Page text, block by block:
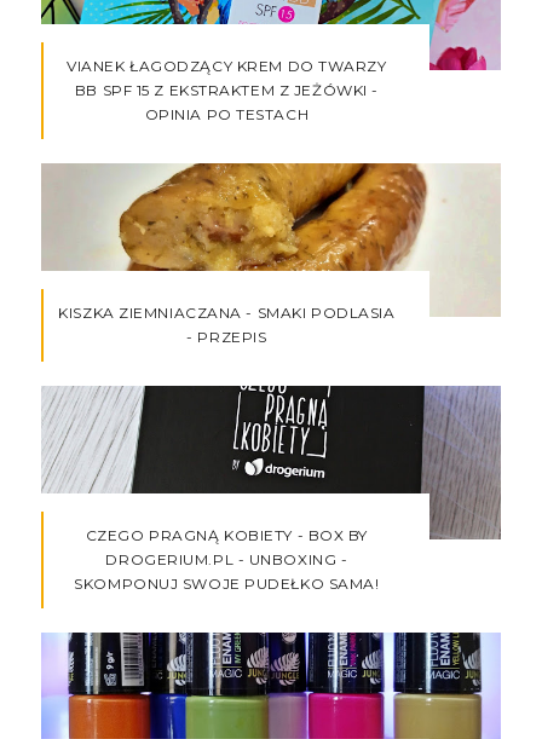
VIANEK ŁAGODZĄCY KREM DO TWARZY
BB SPF 15 Z EKSTRAKTEM Z JEŻÓWKI -
OPINIA PO TESTACH
KISZKA ZIEMNIACZANA - SMAKI PODLASIA
- PRZEPIS
CZEGO PRAGNĄ KOBIETY - BOX BY
DROGERIUM.PL - UNBOXING -
SKOMPONUJ SWOJE PUDEŁKO SAMA!